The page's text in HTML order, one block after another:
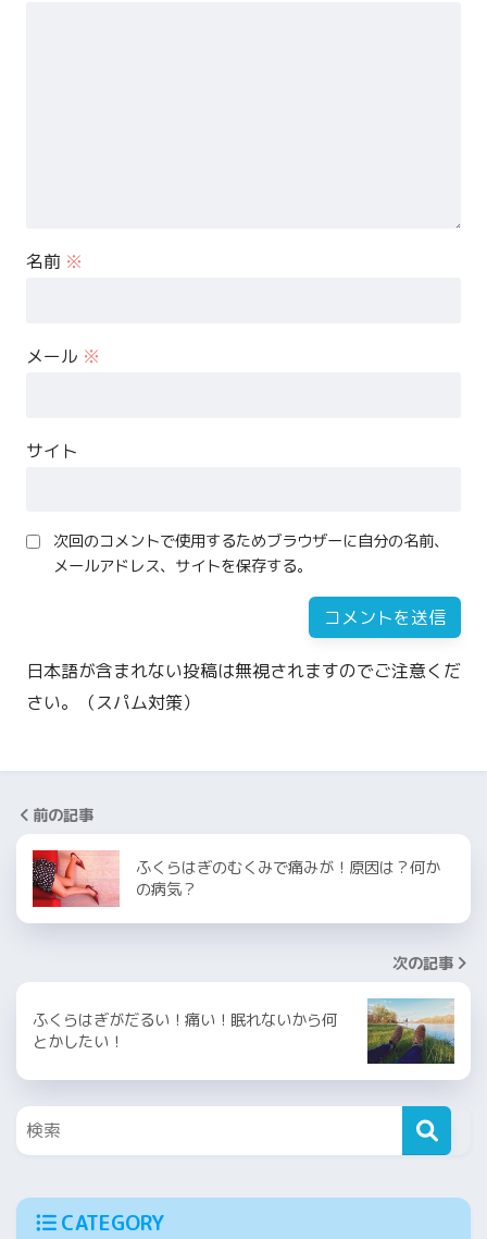
名前 ※
メール ※
サイト
次回のコメントで使用するためブラウザーに自分の名前、
メールアドレス、サイトを保存する。
日本語が含まれない投稿は無視されますのでご注意くだ
さい。（スパム対策）
前の記事
ふくらはぎのむくみで痛みが！原因は？何か
の病気？
次の記事
ふくらはぎがだるい！痛い！眠れないから何
とかしたい！
CATEGORY